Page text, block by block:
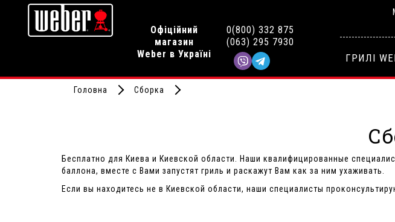
Офіційний
магазин
Weber в Україні
0(800) 332 875
(063) 295 7930
ГРИЛІ
Головна Сборка
Бесплатно для Киева и Киевской области. Наши квалифицированные
баллона, вместе с Вами запустят гриль и раскажут Вам как за ним ухаживать.
Если вы находитесь не в Киевской области, наши специалисты